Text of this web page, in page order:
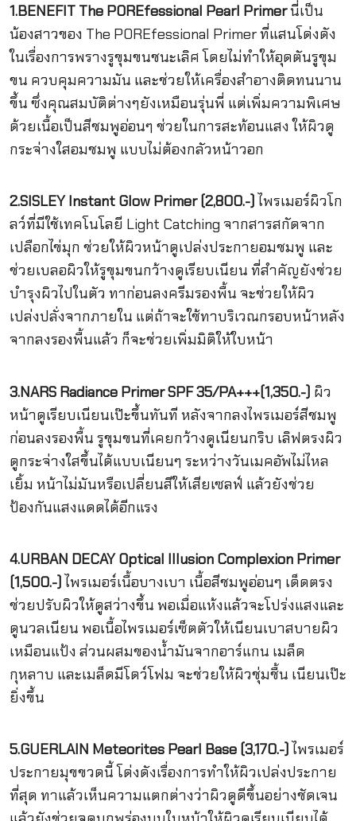
1.BENEFIT The POREfessional Pearl Primerนี่เป็น
น้องสาวของ The POREfessional Primer ที่แสนโด่งดัง
ในเรื่องการพรางรูขุมขนชนะเลิศ โดยไม่ทำให้อุดตันรูขุม
ขน ควบคุมความมัน และช่วยให้เครื่องสำอางติดทนนาน
ขึ้น ซึ่งคุณสมบัติต่างๆยังเหมือนรุ่นพี่ แต่เพิ่มความพิเศษ
ด้วยเนื้อเป็นสีชมพูอ่อนๆ ช่วยในการสะท้อนแสง ให้ผิวดู
กระจ่างใสอมชมพู แบบไม่ต้องกลัวหน้าวอก
2.SISLEY Instant Glow Primer (2,800.-) ไพรเมอร์ผิวโก
ลว์ที่มีใช้เทคโนโลยี Light Catching จากสารสกัดจาก
เปลือกไข่มุก ช่วยให้ผิวหน้าดูเปล่งประกายอมชมพู และ
ช่วยเบลอผิวให้รูขุมขนกว้างดูเรียบเนียน ที่สำคัญยังช่วย
บำรุงผิวไปในตัว ทาก่อนลงครีมรองพื้น จะช่วยให้ผิว
เปล่งปลั่งจากภายใน แต่ถ้าจะใช้ทาบริเวณกรอบหน้าหลัง
จากลงรองพื้นแล้ว ก็จะช่วยเพิ่มมิติให้ใบหน้า
3.NARS Radiance Primer SPF 35/PA+++(1,350.-) ผิว
หน้าดูเรียบเนียนเป๊ะขึ้นทันที หลังจากลงไพรเมอร์สีชมพู
ก่อนลงรองพื้น รูขุมขนที่เคยกว้างดูเนียนกริบ เลิฟตรงผิว
ดูกระจ่างใสขึ้นได้แบบเนียนๆ ระหว่างวันเมคอัพไม่ไหล
เยิ้ม หน้าไม่มันหรือเปลี่ยนสีให้เสียเซลฟ์ แล้วยังช่วย
ป้องกันแสงแดดได้อีกแรง
4.URBAN DECAY Optical Illusion Complexion Primer
(1,500.-) ไพรเมอร์เนื้อบางเบา เนื้อสีชมพูอ่อนๆ เด็ดตรง
ช่วยปรับผิวให้ดูสว่างขึ้น พอเมื่อแห้งแล้วจะโปร่งแสงและ
ดูนวลเนียน พอเนื้อไพรเมอร์เซ็ตตัวให้เนียนเบาสบายผิว
เหมือนแป้ง ส่วนผสมของน้ำมันจากอาร์แกน เมล็ด
กุหลาบ และเมล็ดมีโดว์โฟม จะช่วยให้ผิวชุ่มชื้น เนียนเป๊ะ
ยิ่งขึ้น
5.GUERLAIN Meteorites Pearl Base (3,170.-) ไพรเมอร์
ประกายมุขขวดนี้ โด่งดังเรื่องการทำให้ผิวเปล่งประกาย
ที่สุด ทาแล้วเห็นความแตกต่างว่าผิวดูดีขึ้นอย่างชัดเจน